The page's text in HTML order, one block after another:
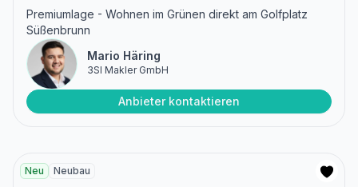
Premiumlage - Wohnen im Grünen direkt am Golfplatz
Süßenbrunn
Mario Häring
3SI Makler GmbH
Anbieter kontaktieren
Neu Neubau